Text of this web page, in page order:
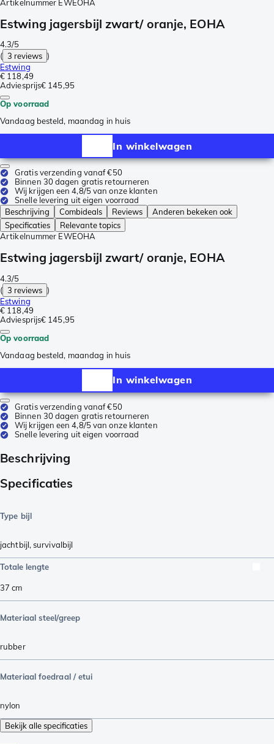
Artikelnummer EWEOHA
Estwing jagersbijl zwart/ oranje, EOHA
4.3/5
( 3 reviews )
Estwing
€ 118,49
Adviesprijs€ 145,95
Op voorraad
Vandaag besteld, maandag in huis
In winkelwagen
Gratis verzending vanaf €50
Binnen 30 dagen gratis retourneren
Wij krijgen een 4,8/5 van onze klanten
Snelle levering uit eigen voorraad
Beschrijving
Combideals Reviews
Anderen bekeken ook
Specificaties
Relevante topics
Artikelnummer EWEOHA
Estwing jagersbijl zwart/ oranje, EOHA
4.3/5
( 3 reviews )
Estwing
€ 118,49
Adviesprijs€ 145,95
Op voorraad
Vandaag besteld, maandag in huis
In winkelwagen
Gratis verzending vanaf €50
Binnen 30 dagen gratis retourneren
Wij krijgen een 4,8/5 van onze klanten
Snelle levering uit eigen voorraad
Beschrijving
Specificaties
Type bijl
jachtbijl,survivalbijl
Totale lengte
37 cm
Materiaal steel/greep
rubber
Materiaal foedraal / etui
nylon
Bekijk alle specificaties